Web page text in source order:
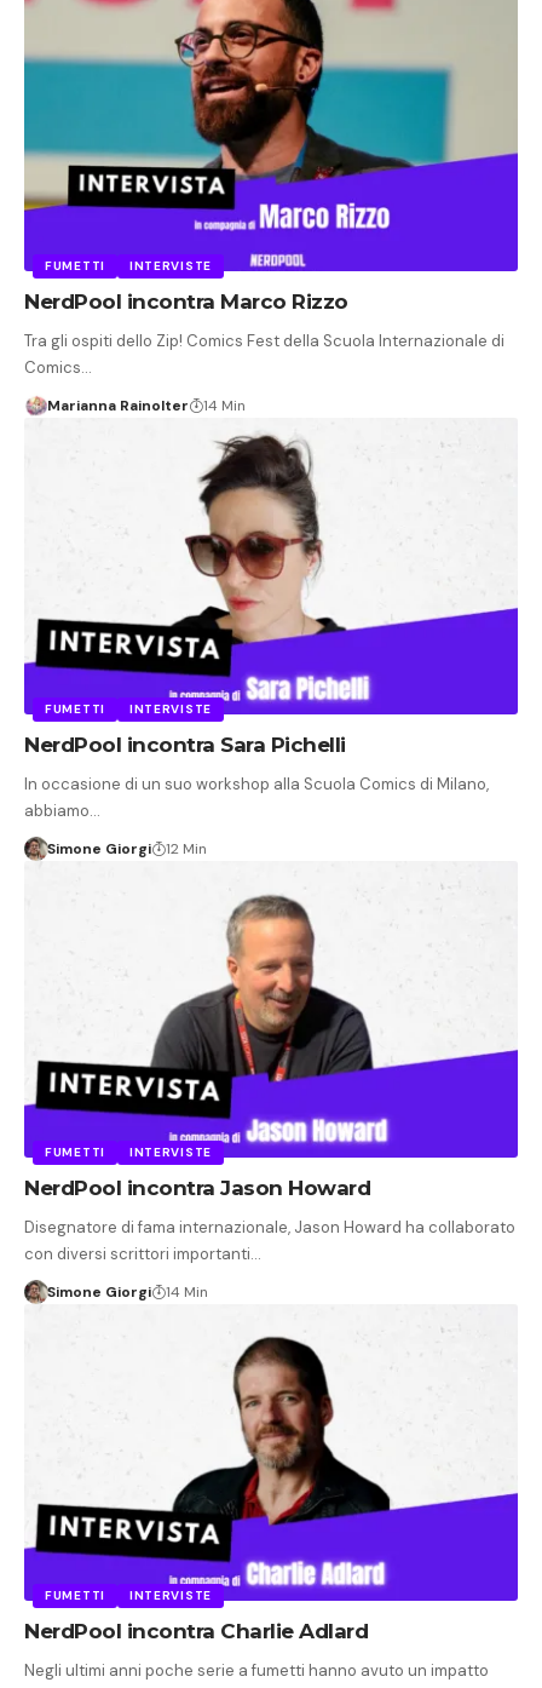
FUMETTI INTERVISTE
NerdPool incontra Marco Rizzo
Tra gli ospiti dello Zip! Comics Fest della Scuola Internazionale di
Comics…
Marianna Rainolter 14 Min
FUMETTI INTERVISTE
NerdPool incontra Sara Pichelli
In occasione di un suo workshop alla Scuola Comics di Milano,
abbiamo…
Simone Giorgi 12 Min
FUMETTI INTERVISTE
NerdPool incontra Jason Howard
Disegnatore di fama internazionale, Jason Howard ha collaborato
con diversi scrittori importanti…
Simone Giorgi 14 Min
FUMETTI INTERVISTE
NerdPool incontra Charlie Adlard
Negli ultimi anni poche serie a fumetti hanno avuto un impatto